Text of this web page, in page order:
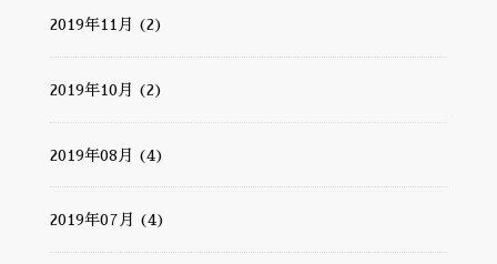
2019年11月 (2)
2019年10月 (2)
2019年08月 (4)
2019年07月 (4)